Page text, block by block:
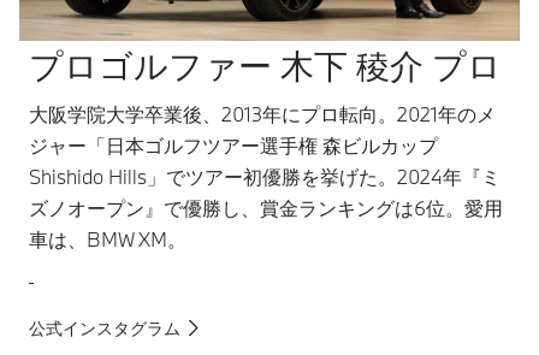
プロゴルファー 木下 稜介 プロ
大阪学院大学卒業後、2013年にプロ転向。2021年のメ
ジャー「日本ゴルフツアー選手権 森ビルカップ
Shishido Hills」でツアー初優勝を挙げた。2024年『ミ
ズノオープン』で優勝し、賞金ランキングは6位。愛用
車は、BMW XM。
公式インスタグラム